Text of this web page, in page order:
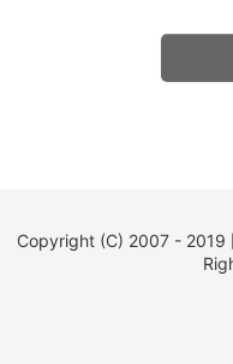
Copyright (C) 2007 - 2019